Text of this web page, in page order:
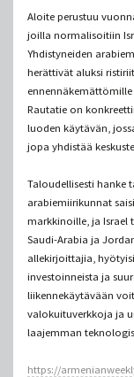
Aloite perustuu
joilla normalisoitiin
Yhdistyneiden
herättivät aluksi
Rautatie on
luoden käytävän,
jopa yhdistää
Taloudellisesti hanke
arabiemiirikunnat
markkinoille, ja Israel
Saudi-Arabia ja
allekirjoittajia,
investoinneista ja
liikennekäytävään
valokuituverkkoja ja
laajemman
https://